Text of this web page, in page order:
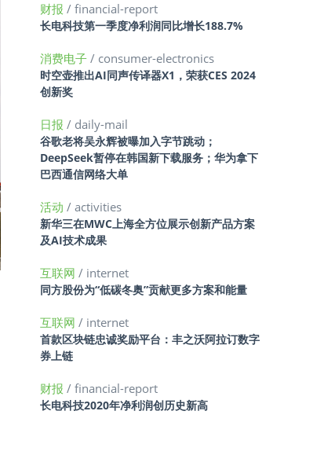
财报 / financial-report
长电科技第一季度净利润同比增长188.7%
消费电子 / consumer-electronics
时空壶推出AI同声传译器X1，荣获CES 2024
创新奖
日报 / daily-mail
谷歌老将吴永辉被曝加入字节跳动；
DeepSeek暂停在韩国新下载服务；华为拿下
巴西通信网络大单
活动 / activities
新华三在MWC上海全方位展示创新产品方案
及AI技术成果
互联网 / internet
同方股份为“低碳冬奥”贡献更多方案和能量
互联网 / internet
首款区块链忠诚奖励平台：丰之沃阿拉订数字
券上链
财报 / financial-report
长电科技2020年净利润创历史新高